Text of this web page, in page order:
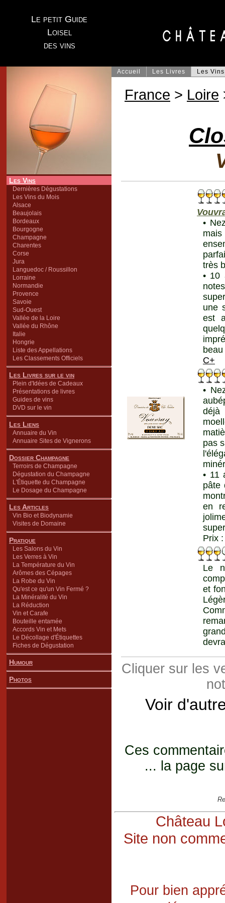
Le petit Guide
Loisel
des vins
Les Vins
Dernières Dégustations
Les Vins du Mois
Alsace
Beaujolais
Bordeaux
Bourgogne
Champagne
Charentes
Corse
Jura
Languedoc / Roussillon
Lorraine
Normandie
Provence
Savoie
Sud-Ouest
Vallée de la Loire
Vallée du Rhône
Italie
Hongrie
Liste des Appellations
Les Classements Officiels
Les Livres sur le vin
Plein d'Idées de Cadeaux
Présentations de livres
Guides de vins
DVD sur le vin
Les Liens
Annuaire du Vin
Annuaire Sites de Vignerons
Dossier Champagne
Terroirs de Champagne
Dégustation du Champagne
L'Étiquette du Champagne
Le Dosage du Champagne
Les Articles
Vin Bio et Biodynamie
Visites de Domaine
Pratique
Les Salons du Vin
Les Verres à Vin
La Température du Vin
Arômes des Cépages
La Robe du Vin
Qu'est ce qu'un Vin Fermé ?
La Minéralité du Vin
La Réduction
Vin et Carafe
Bouteille entamée
Accords Vin et Mets
Le Décollage d'Étiquettes
Fiches de Dégustation
Humour
Photos
Accueil Les Livres Les Vins
France > Loire
•
très
• 10
une
est
C+
•
déjà
pas
• 11
pâte
en
Prix
Le
et
Cliquer sur les
Voir
Ces
... la page
Château
Site non
Pour bien